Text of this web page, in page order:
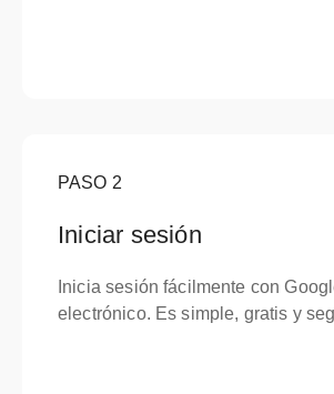
PASO 2
Iniciar sesión
Inicia sesión fácilmente con
electrónico. Es simple, gratis y